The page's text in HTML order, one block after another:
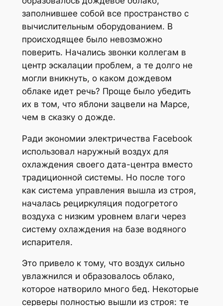
заполнившее собой все пространство с
вычислительным оборудованием. В
происходящее было невозможно
поверить. Начались звонки коллегам в
центр эскалации проблем, а те долго не
могли вникнуть, о каком дождевом
облаке идет речь? Проще было убедить
их в том, что яблони зацвели на Марсе,
чем в сказку о дожде.
Ради экономии электричества Facebook
использовал наружный воздух для
охлаждения своего дата-центра вместо
традиционной системы. Но после того
как система управления вышла из строя,
началась рециркуляция подогретого
воздуха с низким уровнем влаги через
систему охлаждения на базе водяного
испарителя.
Это привело к тому, что воздух сильно
увлажнился и образовалось облако,
которое натворило много бед. Некоторые
серверы полностью вышли из строя: те